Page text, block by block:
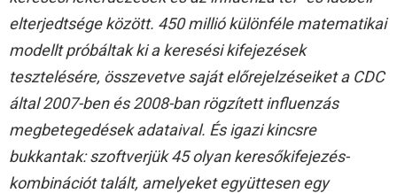
elterjedtsége között. 450 millió különféle matematikai
modellt próbáltak ki a keresési kifejezések
tesztelésére, összevetve saját előrejelzéseiket a CDC
által 2007-ben és 2008-ban rögzített influenzás
megbetegedések adataival. És igazi kincsre
bukkantak: szoftverjük 45 olyan keresőkifejezés-
kombinációt talált, amelyeket együttesen egy